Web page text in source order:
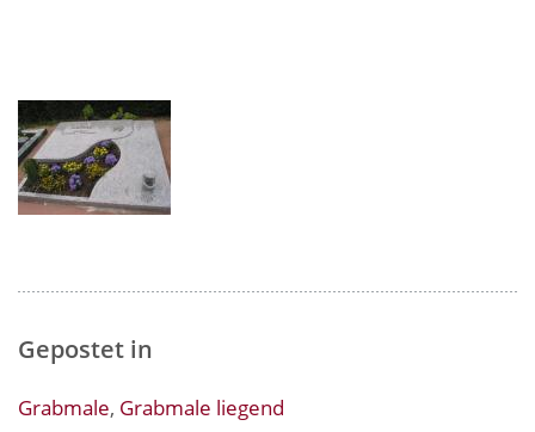
Gepostet in
Grabmale, Grabmale liegend